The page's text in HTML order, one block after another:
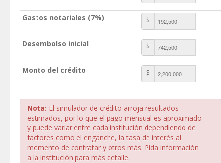
Gastos notariales (7%) $
Desembolso inicial $
Monto del crédito $
Nota: El simulador de crédito arroja resultados
estimados, por lo que el pago mensual es aproximado
y puede variar entre cada institución dependiendo de
factores como el enganche, la tasa de interés al
momento de contratar y otros más. Pida información
a la institución para más detalle.